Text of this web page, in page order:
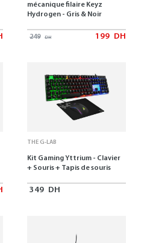
mécanique filaire Keyz
Hydrogen - Gris & Noir
249 DH 199 DH
THE G-LAB
Kit Gaming Yttrium - Clavier
+ Souris + Tapis de souris
349 DH